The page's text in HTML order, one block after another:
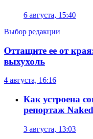
6 августа, 15:40
Выбор редакции
Оттащите ее от
выхухоль
4 августа, 16:16
Как устроена
репортаж
3 августа, 13:03